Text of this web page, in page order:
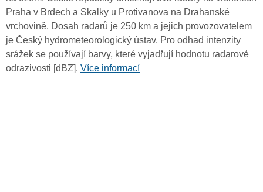
Praha v Brdech a Skalky u Protivanova na Drahanské
vrchovině. Dosah radarů je 250 km a jejich provozovatelem
je Český hydrometeorologický ústav. Pro odhad intenzity
srážek se používají barvy, které vyjadřují hodnotu radarové
odrazivosti [dBZ]. Více informací